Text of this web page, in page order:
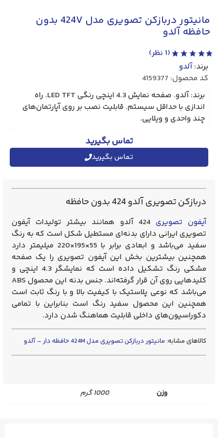
مانیتور دربازکن تصویری مدل 424V بدون
حافظه آلدو
(
1 نظر)
برند:آلدو
کد محصول: 4159377
برند: آلدو. صفحه نمایش 4.3 اینچی رنگی LED TFT. راه
اندازی با حداقل سیستم. قابلیت نصب بر روی آپارتمان‌های
چند واحدی و ویلایی.
تماس بگیرید
تماس بگیرید
دربازکن تصویری آلدو 424 بدون حافظه
آیفون تصویری
424 آلدو همانند بیشتر تولیدات آیفون
تصویری ایرانی دارای بدنه‌ای مستطیل شکل است که به رنگ
سفید می‌باشد و ابعادی برابر با 55×195×220 میلیمتر دارد
همچنین بیشترین بخش این آیفون تصویری را یک صفحه
مشکی رنگ تشکیل داده است که نمایشگر 4.3 اینچی و
کلیدهایی روی آن قرار گرفته‌اند. جنس بدنه این محصول ABS
می‌باشد که نوعی پلاستیک با کیفیت بالا و با رنگ ثابت است
همچنین این محصول سفید رنگ است بنابراین با تمامی
دکوراسیون‌های داخلی قابلیت هماهنگ شدن دارد.
کالاهای مشابه: مانیتور دربازکن تصویری مدل 424M حافظه دار – آلدو
وزن 1000 گرم